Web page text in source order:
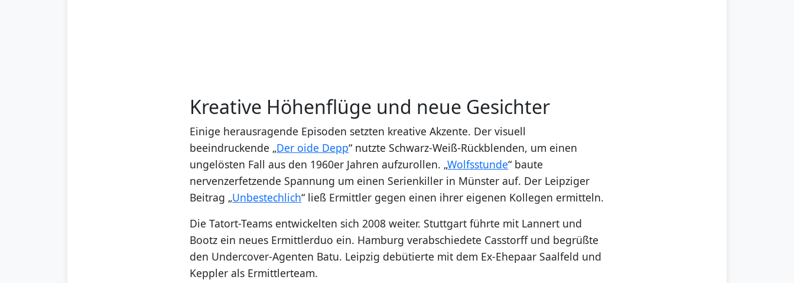
Kreative Höhenflüge und neue Gesichter
Einige herausragende Episoden setzten kreative Akzente. Der visuell
beeindruckende „Der oide Depp“ nutzte Schwarz-Weiß-Rückblenden, um einen
ungelösten Fall aus den 1960er Jahren aufzurollen. „Wolfsstunde“ baute
nervenzerfetzende Spannung um einen Serienkiller in Münster auf. Der Leipziger
Beitrag „Unbestechlich“ ließ Ermittler gegen einen ihrer eigenen Kollegen ermitteln.
Die Tatort-Teams entwickelten sich 2008 weiter. Stuttgart führte mit Lannert und
Bootz ein neues Ermittlerduo ein. Hamburg verabschiedete Casstorff und begrüßte
den Undercover-Agenten Batu. Leipzig debütierte mit dem Ex-Ehepaar Saalfeld und
Keppler als Ermittlerteam.